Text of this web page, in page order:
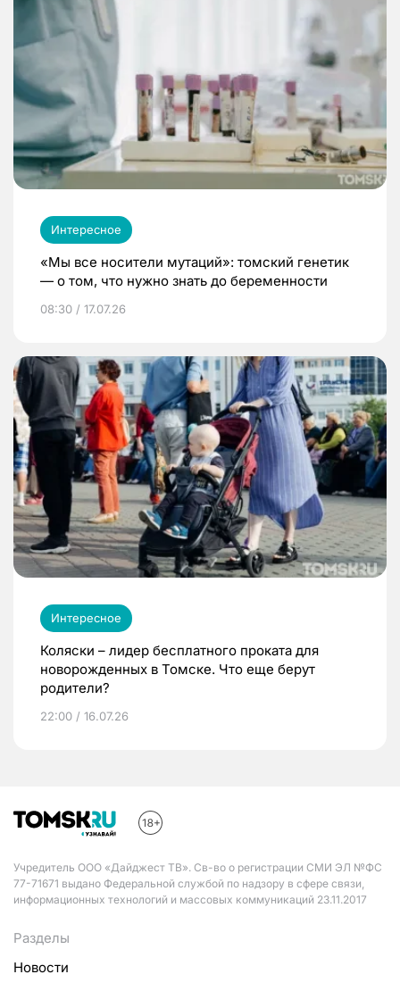
Интересное
«Мы все носители мутаций»: томский генетик
— о том, что нужно знать до беременности
08:30 / 17.07.26
Интересное
Коляски – лидер бесплатного проката для
новорожденных в Томске. Что еще берут
родители?
22:00 / 16.07.26
Учредитель ООО «Дайджест ТВ». Св-во о регистрации СМИ ЭЛ №ФС
77-71671 выдано Федеральной службой по надзору в сфере связи,
информационных технологий и массовых коммуникаций 23.11.2017
Разделы
Новости